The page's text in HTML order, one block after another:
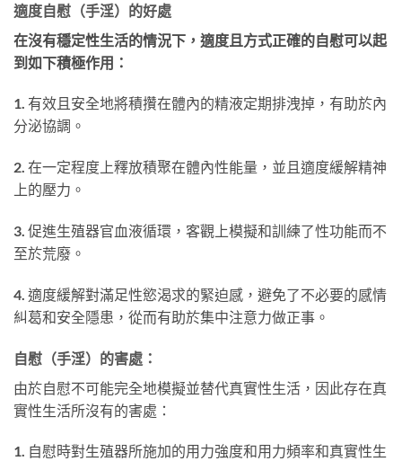
適度自慰（手淫）的好處
在沒有穩定性生活的情況下，適度且方式正確的自慰可以起
到如下積極作用：
1. 有效且安全地將積攢在體內的精液定期排洩掉，有助於內
分泌協調。
2. 在一定程度上釋放積聚在體內性能量，並且適度緩解精神
上的壓力。
3. 促進生殖器官血液循環，客觀上模擬和訓練了性功能而不
至於荒廢。
4. 適度緩解對滿足性慾渴求的緊迫感，避免了不必要的感情
糾葛和安全隱患，從而有助於集中注意力做正事。
自慰（手淫）的害處：
由於自慰不可能完全地模擬並替代真實性生活，因此存在真
實性生活所沒有的害處：
1. 自慰時對生殖器所施加的用力強度和用力頻率和真實性生